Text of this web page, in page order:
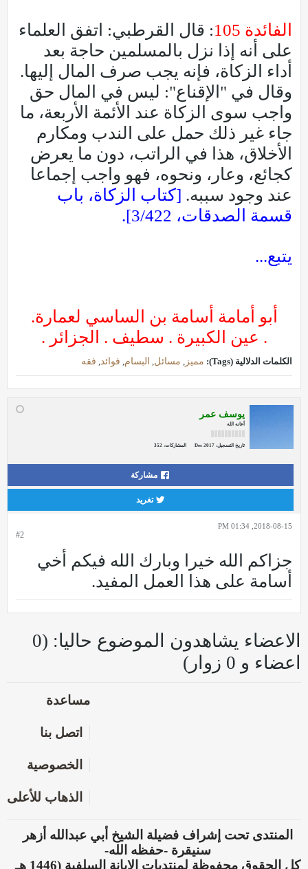
الفائدة 105
: قال القرطبي: اتفق العلماء
على أنه إذا نزل بالمسلمين حاجة بعد
أداء الزكاة، فإنه يجب صرف المال إليها.
وقال في "الإقناع": ليس في المال حق
واجب سوى الزكاة عند الأئمة الأربعة، ما
جاء غير ذلك حمل على الندب ومكارم
الأخلاق، هذا في الراتب، دون ما يعرض
كجائع، وعار، ونحوه، فهو واجب إجماعا
عند وجود سببه. [كتاب الزكاة، باب
قسمة الصدقات، 3/422].
يتبع...
أبو أمامة أسامة بن الساسي لعمارة.
. عين الكبيرة . سطيف . الجزائر .
الكلمات الدلالية (Tags): مميز , مسائل, البسام, فوائد, فقه
يوسف عمر
أعانه الله
تاريخ التسجيل: Dec 2017 المشاركات: 352
مشاركة
تغريد
#2
2018-08-15, 01:34 PM
جزاكم الله خيرا وبارك الله فيكم أخي
أسامة على هذا العمل المفيد.
الاعضاء يشاهدون الموضوع حاليا: (0
اعضاء و 0 زوار)
مساعدة
اتصل بنا
الخصوصية
الذهاب للأعلى
المنتدى تحت إشراف فضيلة الشيخ أبي عبدالله أزهر
سنيقرة -حفظه الله-
كل الحقوق محفوظة لمنتديات الإبانة السلفية (1446 هـ